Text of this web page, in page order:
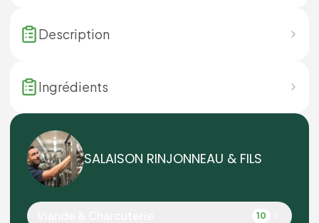
Description
Ingrédients
SALAISON RINJONNEAU & FILS
10